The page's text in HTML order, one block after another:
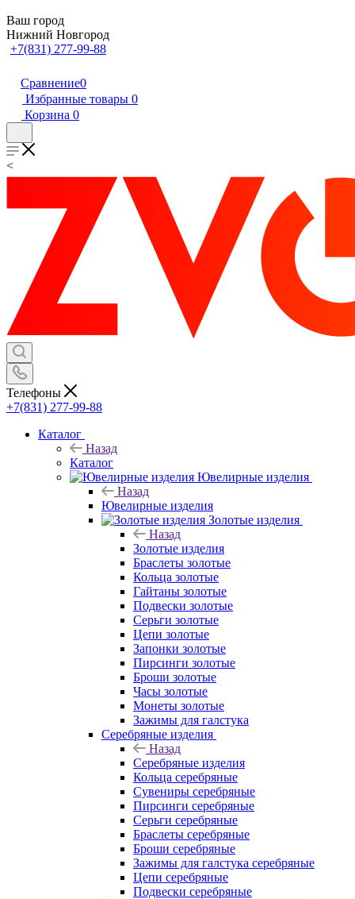
Ваш город
Нижний Новгород
+7(831) 277-99-88
Сравнение0
Избранные товары 0
Корзина 0
<
Телефоны
+7(831) 277-99-88
Каталог
Назад
Каталог
Ювелирные изделия
Назад
Ювелирные изделия
Золотые изделия
Назад
Золотые изделия
Браслеты золотые
Кольца золотые
Гайтаны золотые
Подвески золотые
Серьги золотые
Цепи золотые
Запонки золотые
Пирсинги золотые
Броши золотые
Часы золотые
Монеты золотые
Зажимы для галстука
Серебряные изделия
Назад
Серебряные изделия
Кольца серебряные
Сувениры серебряные
Пирсинги серебряные
Серьги серебряные
Браслеты серебряные
Броши серебряные
Зажимы для галстука серебряные
Цепи серебряные
Подвески серебряные